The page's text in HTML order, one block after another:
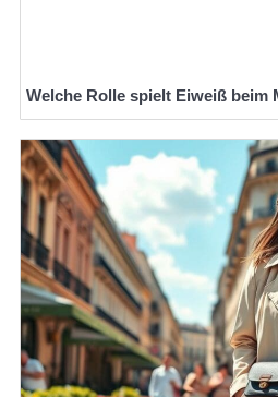
Welche Rolle spielt Eiweiß beim